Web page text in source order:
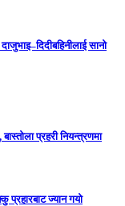
सानो
प्रहरी नियन्त्रणमा
ज्यान गयो